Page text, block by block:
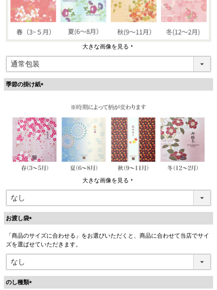
大きな画像を見る
季節の掛け紙
)
大きな画像を見る
お渡し袋
必
須
)
「商品のサイズに合わせる」をお選びいただくと、商品に合わせて当店でサイ
ズを選ばせていただきます。
のし種類